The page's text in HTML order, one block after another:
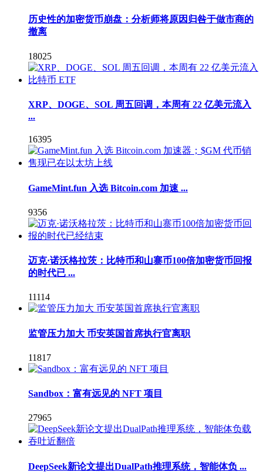
历史性的加密货币崩盘：分析师将原因归咎于做市商的
撤离
18025
XRP、DOGE、SOL 周五回调，本周有 22 亿美元流入
...
16395
GameMint.fun 入选 Bitcoin.com 加速 ...
9356
迈克·诺沃格拉茨：比特币和山寨币100倍加密货币回报
的时代已 ...
11114
监管压力加大 币安英国首席执行官离职
11817
Sandbox：富有远见的 NFT 项目
27965
DeepSeek新论文提出DualPath推理系统，智能体负 ...